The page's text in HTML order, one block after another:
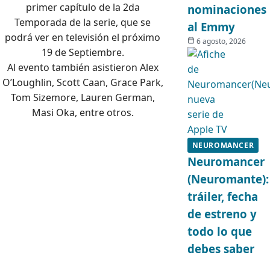
primer capítulo de la 2da
Temporada de la serie, que se
podrá ver en televisión el próximo
19 de Septiembre.
Al evento también asistieron Alex
O’Loughlin, Scott Caan, Grace Park,
Tom Sizemore, Lauren German,
Masi Oka, entre otros.
nominaciones
al Emmy
6 agosto, 2026
NEUROMANCER
Neuromancer
(Neuromante):
tráiler, fecha
de estreno y
todo lo que
debes saber